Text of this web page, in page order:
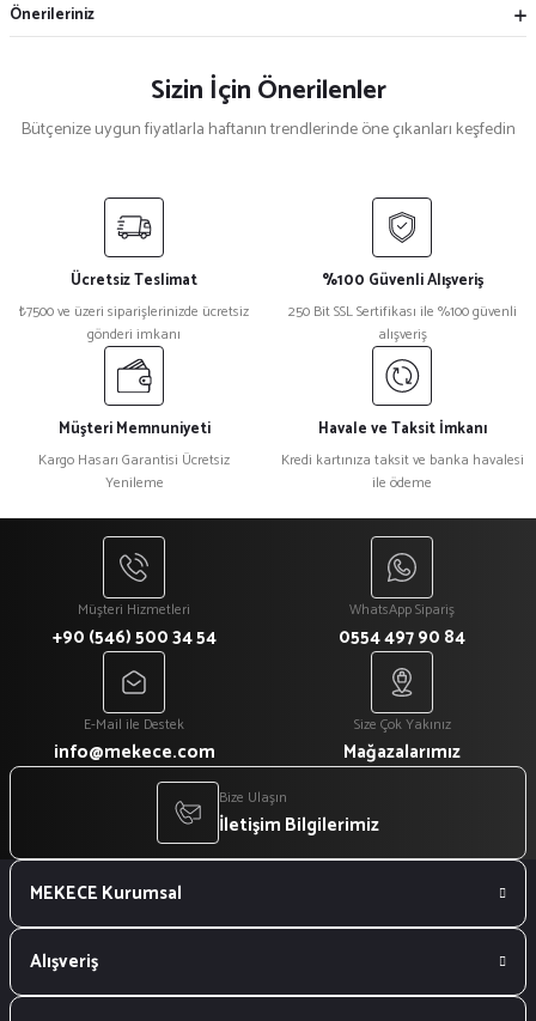
Önerileriniz
Sizin İçin Önerilenler
Bütçenize uygun fiyatlarla haftanın trendlerinde öne çıkanları keşfedin
Nikah Şekeri Hediyeliği Metal Ayna Magnet Nks-01
₺ 47
%15
Kristal Plaket Ekt-165a
₺ 918
Ücretsiz Teslimat
₺7500 ve üzeri siparişlerinizde ücretsiz
gönderi imkanı
%100 Güvenli Alışveriş
250 Bit SSL Sertifikası ile %100 güvenli
alışveriş
Müşteri Memnuniyeti
Kargo Hasarı Garantisi Ücretsiz
Yenileme
Havale ve Taksit İmkanı
Kredi kartınıza taksit ve banka havalesi
ile ödeme
Müşteri Hizmetleri
+90 (546) 500 34 54
WhatsApp Sipariş
0554 497 90 84
E-Mail ile Destek
info@mekece.com
Size Çok Yakınız
Mağazalarımız
Bize Ulaşın
İletişim Bilgilerimiz
MEKECE Kurumsal
Alışveriş